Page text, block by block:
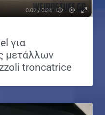
για
μετάλλων
troncatrice